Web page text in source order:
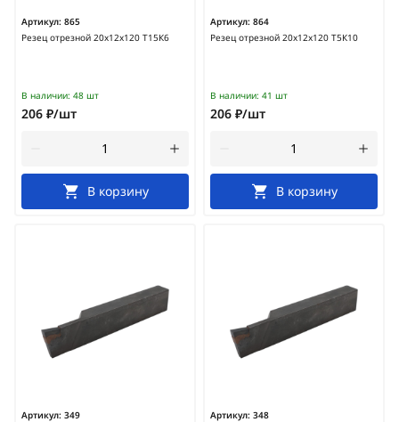
Артикул: 865
Резец отрезной 20х12х120 Т15К6
В наличии: 48 шт
206 ₽/шт
В корзину
Артикул: 864
Резец отрезной 20х12х120 Т5К10
В наличии: 41 шт
206 ₽/шт
В корзину
Артикул: 349
Артикул: 348